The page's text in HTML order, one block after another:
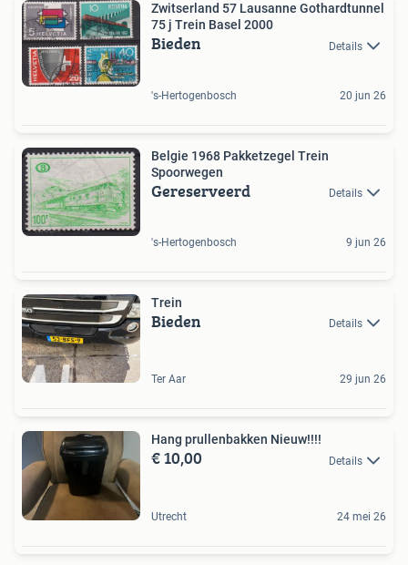
Zwitserland 57 Lausanne Gothardtunnel
75 j Trein Basel 2000
Bieden Details
's-Hertogenbosch 20 jun 26
Belgie 1968 Pakketzegel Trein
Spoorwegen
Gereserveerd Details
's-Hertogenbosch 9 jun 26
Trein
Bieden Details
Ter Aar 29 jun 26
Hang prullenbakken Nieuw!!!!
€ 10,00 Details
Utrecht 24 mei 26